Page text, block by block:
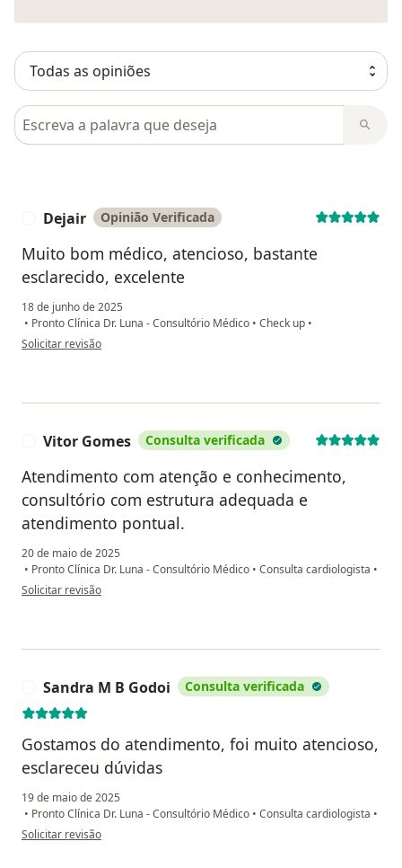
Pesquisar em opiniões
Dejair Opinião Verificada
Muito bom médico, atencioso, bastante
esclarecido, excelente
18 de junho de 2025
• Pronto Clínica Dr. Luna - Consultório Médico • Check up •
na opinião do utilizador Dejair
Solicitar revisão
Vitor Gomes Consulta verificada
Atendimento com atenção e conhecimento,
consultório com estrutura adequada e
atendimento pontual.
20 de maio de 2025
• Pronto Clínica Dr. Luna - Consultório Médico • Consulta cardiologista •
na opinião do utilizador Vitor Gomes
Solicitar revisão
Sandra M B Godoi Consulta verificada
Gostamos do atendimento, foi muito atencioso,
esclareceu dúvidas
19 de maio de 2025
• Pronto Clínica Dr. Luna - Consultório Médico • Consulta cardiologista •
na opinião do utilizador Sandra M B Godoi
Solicitar revisão